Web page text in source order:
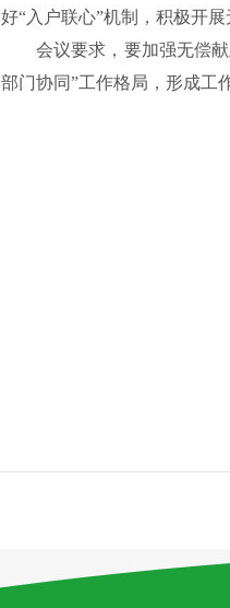
好“入户联心”机制，积极开展
会议要求， 要加强无偿
部门协同”工作格局，形成工